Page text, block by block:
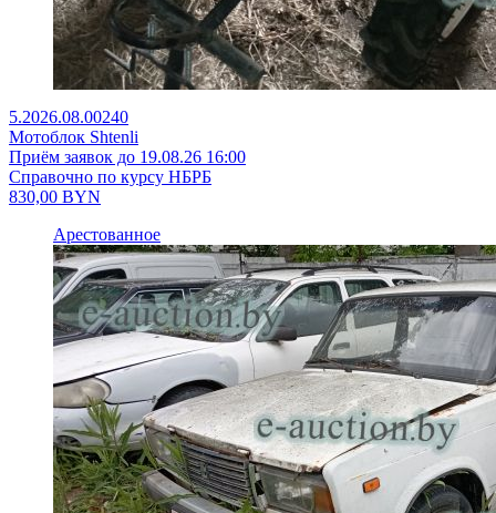
5.2026.08.00240
Мотоблок Shtenli
Приём заявок до 19.08.26 16:00
Справочно по курсу НБРБ
830,00 BYN
Арестованное